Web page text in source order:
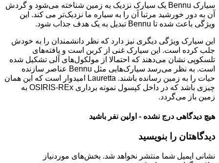
سیارک Bennu یک سیارک نزدیک به زمین شناخته می‌شود و گردش
آن به دور خورشید مرتبا آن را به سیاره ما نزدیک‌تر می کند. این
ویژگی باعث شده تا Bennu تبدیل به یک هدف جذاب شود.
این سیارک ویژگی دیگری نیز دارد که نظر دانشمندان را به خودش
جلب کرده است. این سیارک غنی از کربن است و یافته‌های
تلسکوپی نشان می‌دهند که احتمالا از مولکول‌های آلی تشکیل شده
است. به نظر می‌رسد سیارک‌هایی مثل Bennu عناصر سازنده
حیات را به زمین رسانده باشند. Lauretta امیدوار است که این همان
چیزی باشد که در داخل کپسول نمونه برداری OSIRIS-REx به
زمین باز می‌گردد.
هیچ دیدگاهی درج نشده - اولین نفر باشید
دیدگاهتان را بنویسید
نشانی ایمیل شما منتشر نخواهد شد. بخش‌های موردنیاز